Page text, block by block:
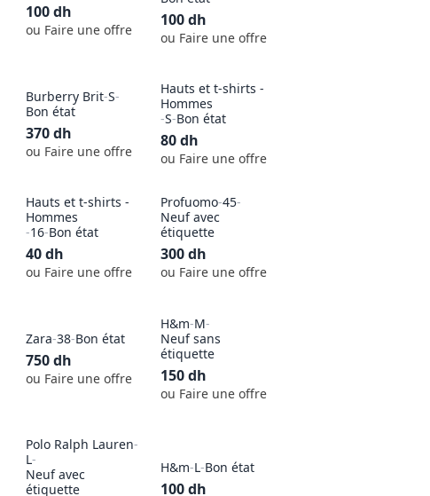
100dh
ou Faire une offre
100dh
ou Faire une offre
Burberry Brit-S-
Bon état
370dh
ou Faire une offre
Hauts et t-shirts -
Hommes
-S-Bon état
80dh
ou Faire une offre
Hauts et t-shirts -
Hommes
-16-Bon état
40dh
ou Faire une offre
Profuomo-45-
Neuf avec
étiquette
300dh
ou Faire une offre
Zara-38-Bon état
750dh
ou Faire une offre
H&m-M-
Neuf sans
étiquette
150dh
ou Faire une offre
Polo Ralph Lauren-
L-
Neuf avec
étiquette
H&m-L-Bon état
100dh